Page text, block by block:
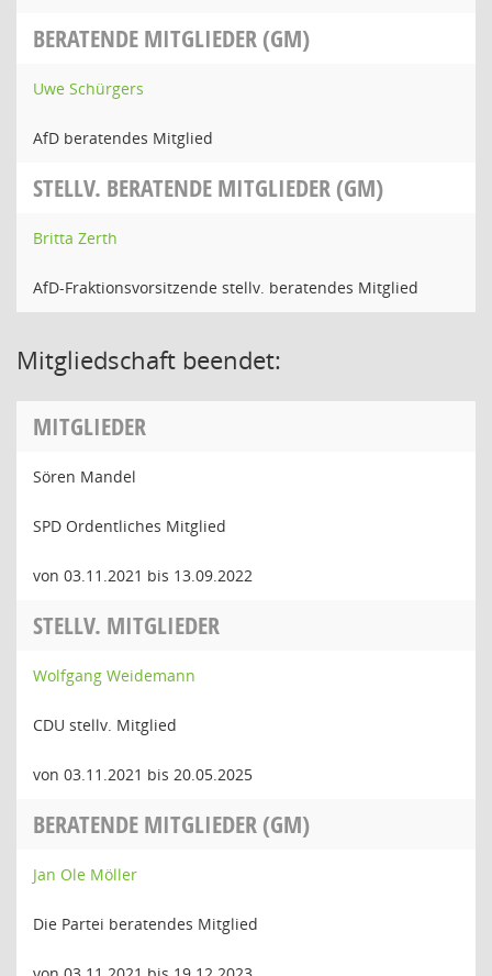
BERATENDE MITGLIEDER (GM)
Uwe Schürgers
AfD beratendes Mitglied
STELLV. BERATENDE MITGLIEDER (GM)
Britta Zerth
AfD-Fraktionsvorsitzende stellv. beratendes Mitglied
Mitgliedschaft beendet:
MITGLIEDER
Sören Mandel
SPD Ordentliches Mitglied
von 03.11.2021 bis 13.09.2022
STELLV. MITGLIEDER
Wolfgang Weidemann
CDU stellv. Mitglied
von 03.11.2021 bis 20.05.2025
BERATENDE MITGLIEDER (GM)
Jan Ole Möller
Die Partei beratendes Mitglied